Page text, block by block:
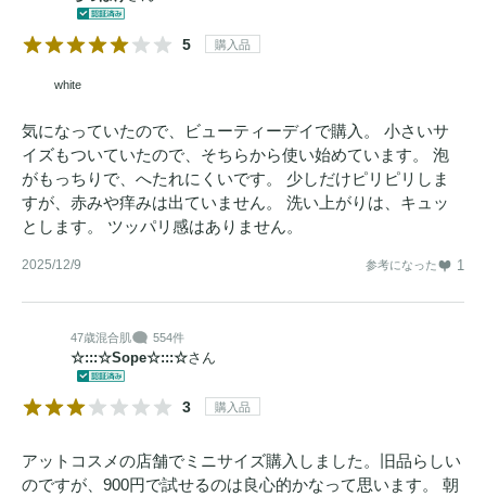
5 購入品
white
気になっていたので、ビューティーデイで購入。 小さいサ
イズもついていたので、そちらから使い始めています。 泡
がもっちりで、へたれにくいです。 少しだけピリピリしま
すが、赤みや痒みは出ていません。 洗い上がりは、キュッ
とします。 ツッパリ感はありません。
2025/12/9 参考になった 1
47歳混合肌 554件
☆:::☆Sope☆:::☆さん
3 購入品
アットコスメの店舗でミニサイズ購入しました。旧品らしい
のですが、900円で試せるのは良心的かなって思います。 朝